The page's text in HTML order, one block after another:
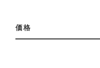
価格